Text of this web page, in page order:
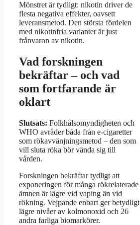
Mönstret är tydligt: nikotin driver de
flesta negativa effekter, oavsett
leveransmetod. Den största fördelen
med nikotinfria varianter är just
frånvaron av nikotin.
Vad forskningen
bekräftar – och vad
som fortfarande är
oklart
Slutsats: Folkhälsomyndigheten och
WHO avråder båda från e-cigaretter
som rökavvänjningsmetod – den som
vill sluta röka bör vända sig till
vården.
Forskningen bekräftar tydligt att
exponeringen för många rökrelaterade
ämnen är lägre vid vaping än vid
rökning. Vejpande enbart ger betydligt
lägre nivåer av kolmonoxid och 26
andra farliga biomarkörer.